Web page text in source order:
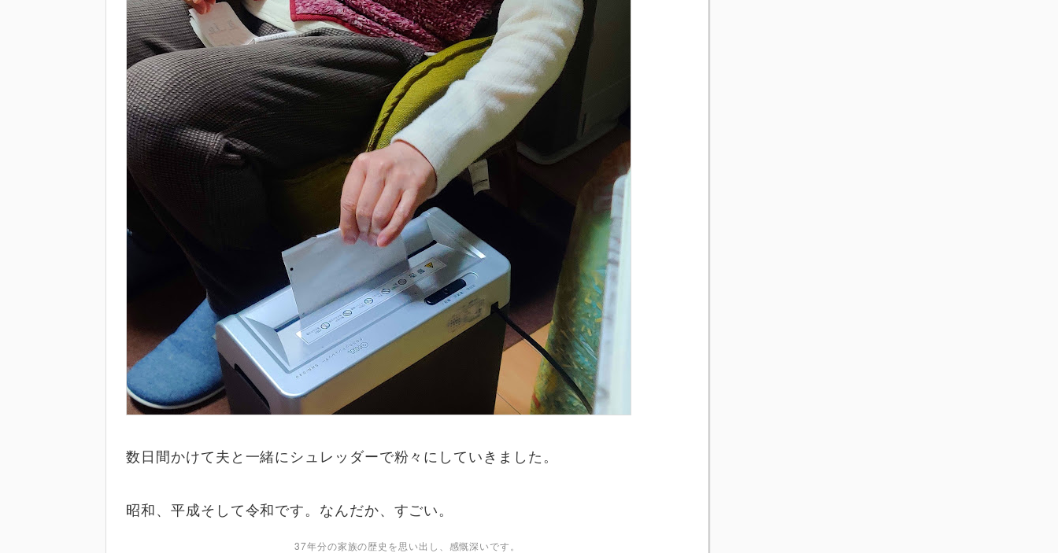
数日間かけて夫と一緒にシュレッダーで粉々にしていきました。
昭和、平成そして令和です。なんだか、すごい。
37年分の家族の歴史を思い出し、感慨深いです。